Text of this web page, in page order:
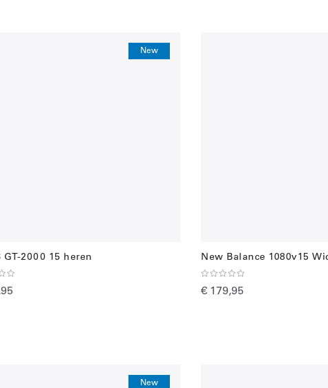
New
GT-2000 15 heren New Balance 1080v15
€ 179,95
New